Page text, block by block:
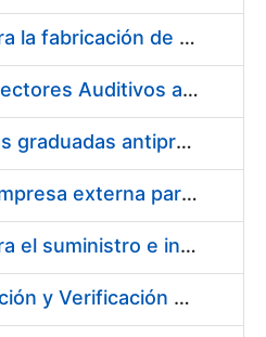
Acuerdo marco para la fabricación de piezas
Suministro de Protectores Auditivos a medida para las personas trabajadoras de los Centros de Trabajo de Madrid y Burgos
Suministro de gafas graduadas antiproyecciones para los trabajadores de la FNMT-RCM en los centros de trabajo de Madrid y Burgos
Servicios de una empresa externa para el asesoramiento y resolución de los recursos de alzada que se presentan relacionados con procesos de selección para la FNMT-RCM
Acuerdo marco para el suministro e instalación de persianas, estores y otros complementos
Servicio de Calibración y Verificación Externa de los Equipos de Medición del Servicio de Prevención de la FNMT-RCM